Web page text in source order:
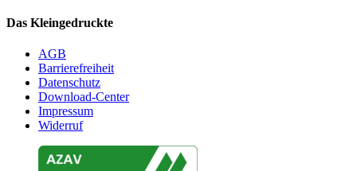
Das Kleingedruckte
AGB
Barrierefreiheit
Datenschutz
Download-Center
Impressum
Widerruf